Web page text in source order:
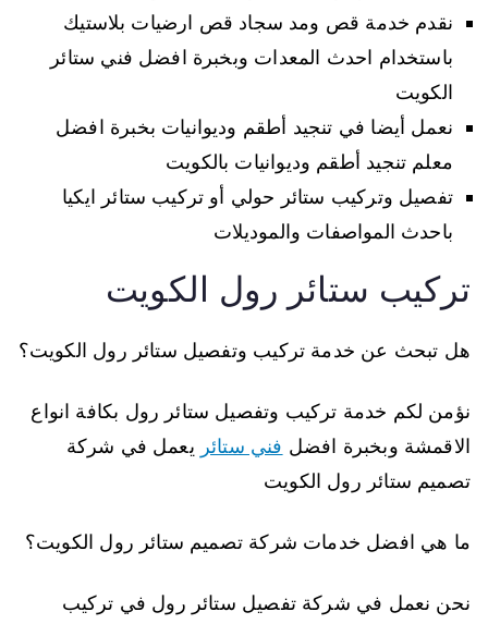
نقدم خدمة قص ومد سجاد قص ارضيات بلاستيك
باستخدام احدث المعدات وبخبرة افضل فني ستائر
الكويت
نعمل أيضا في تنجيد أطقم وديوانيات بخبرة افضل
معلم تنجيد أطقم وديوانيات بالكويت
تفصيل وتركيب ستائر حولي أو تركيب ستائر ايكيا
باحدث المواصفات والموديلات
تركيب ستائر رول الكويت
هل تبحث عن خدمة تركيب وتفصيل ستائر رول الكويت؟
نؤمن لكم خدمة تركيب وتفصيل ستائر رول بكافة انواع
الاقمشة وبخبرة افضل فني ستائر يعمل في شركة
تصميم ستائر رول الكويت
ما هي افضل خدمات شركة تصميم ستائر رول الكويت؟
نحن نعمل في شركة تفصيل ستائر رول في تركيب